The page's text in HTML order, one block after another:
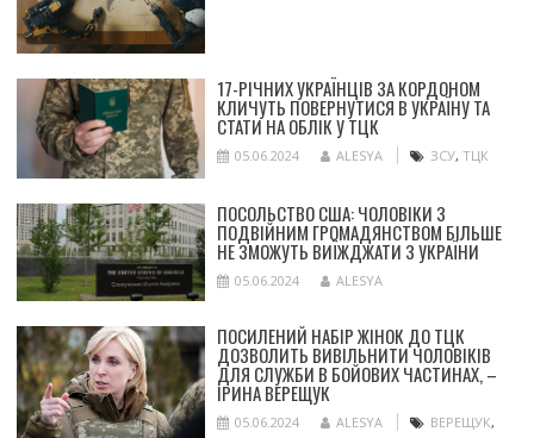
17-РІЧНИХ УКРАЇНЦІВ ЗА КОРДОНОМ
КЛИЧУТЬ ПОВЕРНУТИСЯ В УКРАЇНУ ТА
СТАТИ НА ОБЛІК У ТЦК
05.06.2024 ALESYA ЗСУ, ТЦК
ПОСОЛЬСТВО США: ЧОЛОВІКИ З
ПОДВІЙНИМ ГРОМАДЯНСТВОМ БІЛЬШЕ
НЕ ЗМОЖУТЬ ВИЇЖДЖАТИ З УКРАЇНИ
05.06.2024 ALESYA
ПОСИЛЕНИЙ НАБІР ЖІНОК ДО ТЦК
ДОЗВОЛИТЬ ВИВІЛЬНИТИ ЧОЛОВІКІВ
ДЛЯ СЛУЖБИ В БОЙОВИХ ЧАСТИНАХ, –
ІРИНА ВЕРЕЩУК
05.06.2024 ALESYA ВЕРЕЩУК,